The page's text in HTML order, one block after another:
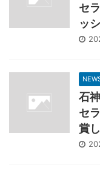
セ
ッ
石
セ
賞